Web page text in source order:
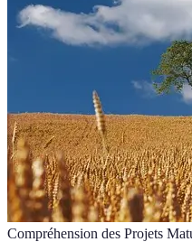
Compréhension des Projets